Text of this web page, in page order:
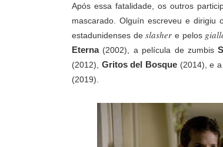
Após essa fatalidade, os outros
mascarado. Olguín escreveu e dirigiu
estadunidenses deslasher e pelos
Eterna(2002), a película de zumbis
(2012), Gritos del Bosque (2014), e
(2019).